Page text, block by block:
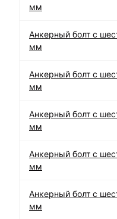
мм
Анкерный болт с
мм
Анкерный болт с
мм
Анкерный болт с
мм
Анкерный болт с
мм
Анкерный болт с
мм